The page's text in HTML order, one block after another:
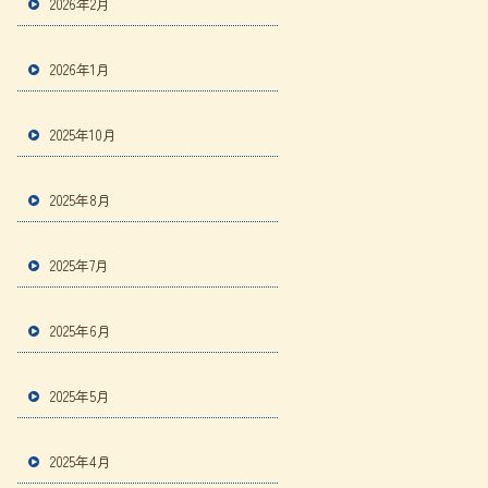
2026年1月
2025年10月
2025年8月
2025年7月
2025年6月
2025年5月
2025年4月